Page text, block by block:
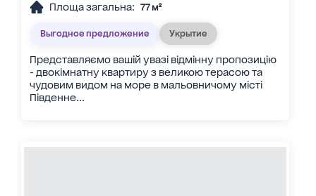
Площа загальна: 77 м²
Выгодное предложение Укрытие
Представляємо вашій увазі відмінну пропозицію
- двокімнатну квартиру з великою терасою та
чудовим видом на море в мальовничому місті
Південне...